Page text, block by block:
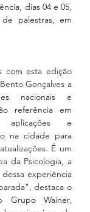
dias 04 e 05,
palestras, em
com esta edição
Gonçalves a
nacionais e
referência em
aplicações e
na cidade para
É um
da Psicologia, a
experiência
destaca o
Grupo Wainer,